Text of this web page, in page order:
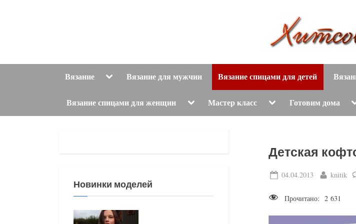
и
т
о
в
е
т
с
и
Вязание ToggleВязание для мужчин Вязание спицами для детей
Вязание спицами для женщин Toggle
menu
Мастер класс Toggle
menu
Готовим дома
Детская
Posted
04.04.2013 By
knitik
Прочитано: 2 631
Новинки моделей